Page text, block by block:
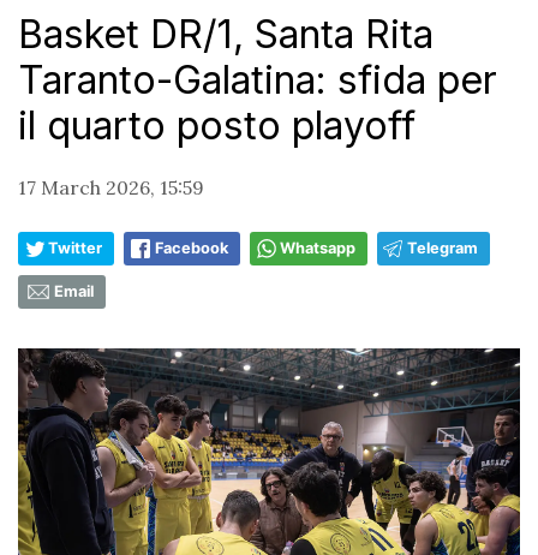
Basket DR/1, Santa Rita
Taranto-Galatina: sfida per
il quarto posto playoff
17 March 2026, 15:59
Twitter Facebook Whatsapp Telegram
Email